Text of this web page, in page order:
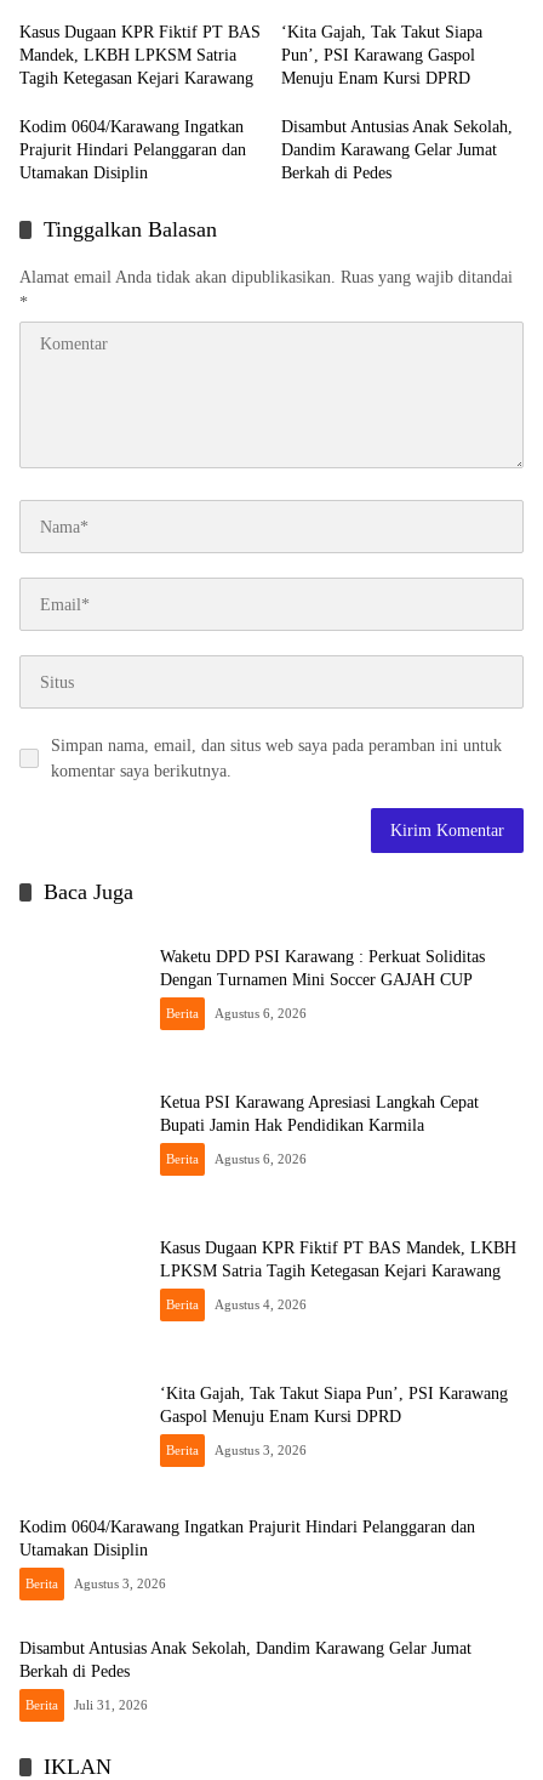
Kasus Dugaan KPR Fiktif PT BAS
Mandek, LKBH LPKSM Satria
Tagih Ketegasan Kejari Karawang
‘Kita Gajah, Tak Takut Siapa
Pun’, PSI Karawang Gaspol
Menuju Enam Kursi DPRD
Kodim 0604/Karawang Ingatkan
Prajurit Hindari Pelanggaran dan
Utamakan Disiplin
Disambut Antusias Anak Sekolah,
Dandim Karawang Gelar Jumat
Berkah di Pedes
Tinggalkan Balasan
Alamat email Anda tidak akan dipublikasikan. Ruas yang wajib ditandai
*
Simpan nama, email, dan situs web saya pada peramban ini untuk
komentar saya berikutnya.
Baca Juga
Waketu DPD PSI Karawang : Perkuat Soliditas
Dengan Turnamen Mini Soccer GAJAH CUP
Berita Agustus 6, 2026
Ketua PSI Karawang Apresiasi Langkah Cepat
Bupati Jamin Hak Pendidikan Karmila
Berita Agustus 6, 2026
Kasus Dugaan KPR Fiktif PT BAS Mandek, LKBH
LPKSM Satria Tagih Ketegasan Kejari Karawang
Berita Agustus 4, 2026
‘Kita Gajah, Tak Takut Siapa Pun’, PSI Karawang
Gaspol Menuju Enam Kursi DPRD
Berita Agustus 3, 2026
Kodim 0604/Karawang Ingatkan Prajurit Hindari Pelanggaran dan
Utamakan Disiplin
Berita Agustus 3, 2026
Disambut Antusias Anak Sekolah, Dandim Karawang Gelar Jumat
Berkah di Pedes
Berita Juli 31, 2026
IKLAN